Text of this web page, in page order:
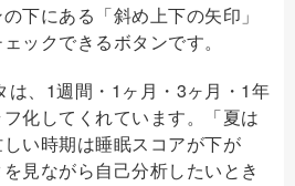
下にある「斜め上下の矢印」
ックできるボタンです。
は、1週間・1ヶ月・3ヶ月・1年
化してくれています。「夏は
い時期は睡眠スコアが下が
見ながら自己分析したいとき